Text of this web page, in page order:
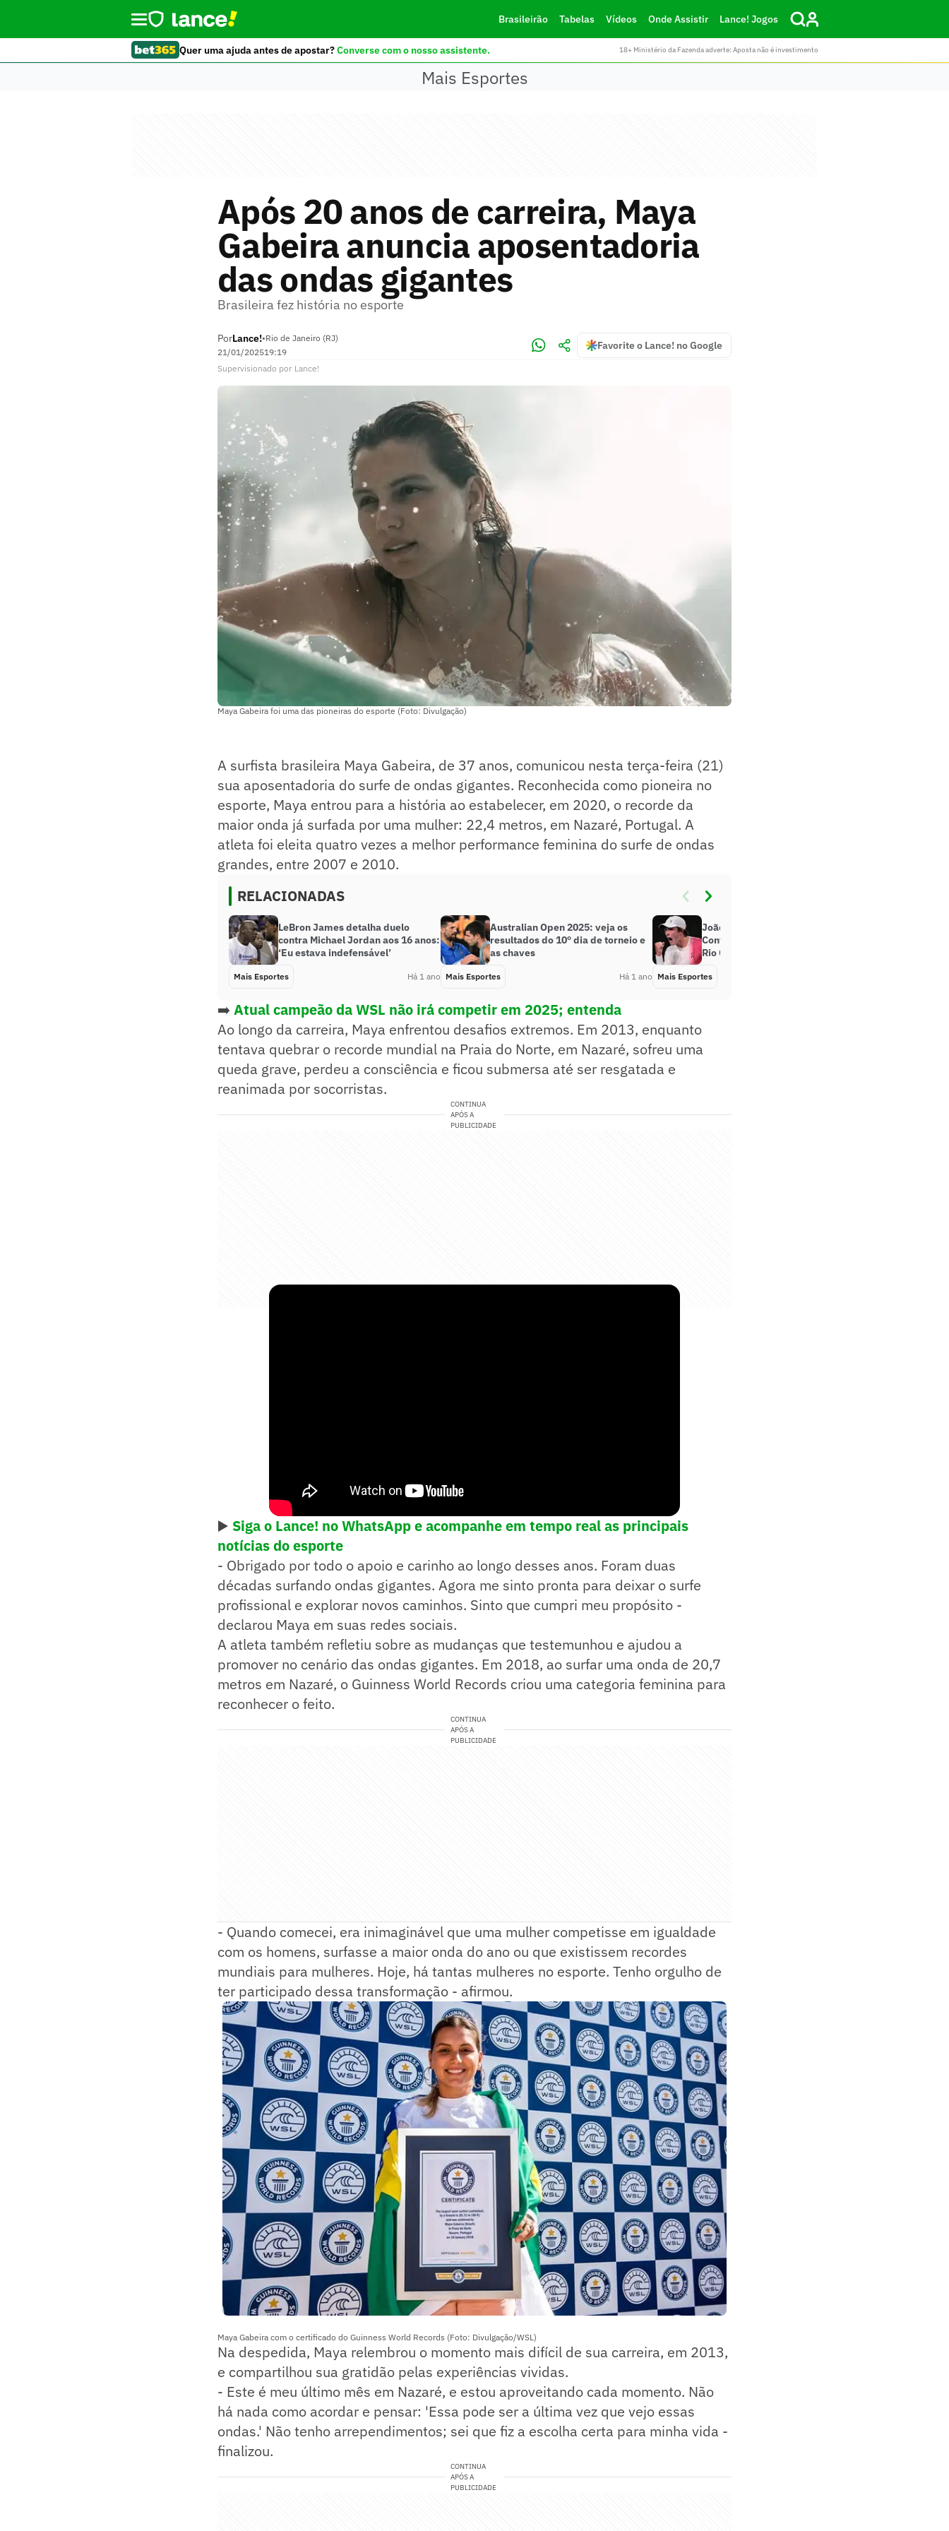
Brasileirão Tabelas Vídeos Onde Assistir Lance! Jogos
Quer uma ajuda antes de apostar?Converse com o nosso assistente. 18+ Ministério da Fazenda adverte: Aposta não é investimento
Mais Esportes
Após 20 anos de carreira, Maya
Gabeira anuncia aposentadoria
das ondas gigantes
Brasileira fez história no esporte
PorLance!•Rio de Janeiro (RJ)
21/01/202519:19
Favorite o Lance! no Google
Supervisionado por Lance!
Maya Gabeira foi uma das pioneiras do esporte (Foto: Divulgação)
A surfista brasileira Maya Gabeira, de 37 anos, comunicou nesta terça-feira (21)
sua aposentadoria do surfe de ondas gigantes. Reconhecida como pioneira no
esporte, Maya entrou para a história ao estabelecer, em 2020, o recorde da
maior onda já surfada por uma mulher: 22,4 metros, em Nazaré, Portugal. A
atleta foi eleita quatro vezes a melhor performance feminina do surfe de ondas
grandes, entre 2007 e 2010.
RELACIONADAS
LeBron James detalha duelo
contra Michael Jordan aos 16 anos:
‘Eu estava indefensável’
Mais Esportes Há 1 ano
Australian Open 2025: veja os
resultados do 10º dia de torneio e
as chaves
Mais Esportes Há 1 ano
João Fonseca enfrenta quem?
Confira os tenistas que estarão no
Rio Open
Mais Esportes
➡️ Atual campeão da WSL não irá competir em 2025; entenda
Ao longo da carreira, Maya enfrentou desafios extremos. Em 2013, enquanto
tentava quebrar o recorde mundial na Praia do Norte, em Nazaré, sofreu uma
queda grave, perdeu a consciência e ficou submersa até ser resgatada e
reanimada por socorristas.
CONTINUA
APÓS A
PUBLICIDADE
▶️ Siga o Lance! no WhatsApp e acompanhe em tempo real as principais
notícias do esporte
- Obrigado por todo o apoio e carinho ao longo desses anos. Foram duas
décadas surfando ondas gigantes. Agora me sinto pronta para deixar o surfe
profissional e explorar novos caminhos. Sinto que cumpri meu propósito -
declarou Maya em suas redes sociais.
A atleta também refletiu sobre as mudanças que testemunhou e ajudou a
promover no cenário das ondas gigantes. Em 2018, ao surfar uma onda de 20,7
metros em Nazaré, o Guinness World Records criou uma categoria feminina para
reconhecer o feito.
CONTINUA
APÓS A
PUBLICIDADE
- Quando comecei, era inimaginável que uma mulher competisse em igualdade
com os homens, surfasse a maior onda do ano ou que existissem recordes
mundiais para mulheres. Hoje, há tantas mulheres no esporte. Tenho orgulho de
ter participado dessa transformação - afirmou.
Maya Gabeira com o certificado do Guinness World Records (Foto: Divulgação/WSL)
Na despedida, Maya relembrou o momento mais difícil de sua carreira, em 2013,
e compartilhou sua gratidão pelas experiências vividas.
- Este é meu último mês em Nazaré, e estou aproveitando cada momento. Não
há nada como acordar e pensar: 'Essa pode ser a última vez que vejo essas
ondas.' Não tenho arrependimentos; sei que fiz a escolha certa para minha vida -
finalizou.
CONTINUA
APÓS A
PUBLICIDADE